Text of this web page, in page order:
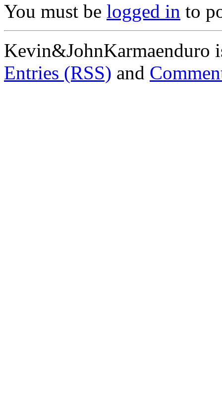
You must be logged in to
Kevin&JohnKarmaenduro
Entries (RSS) and